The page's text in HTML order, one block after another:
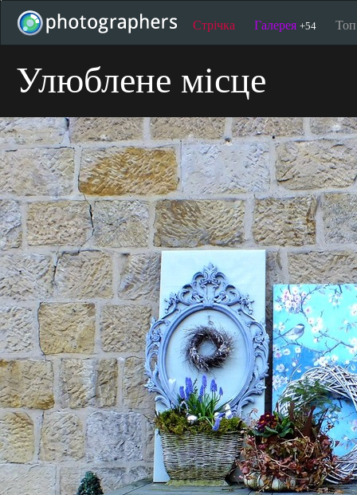
Стрічка Галерея +54
Улюблене місце